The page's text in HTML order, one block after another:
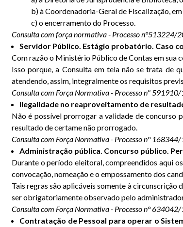
b) à Coordenadoria-Geral de Fiscalização,
c) o encerramento do Processo.
Consulta com força normativa - Processo n°513224/
Servidor Público. Estágio probatório. Caso
Com razão o Ministério Público de Contas em sua
Isso porque, a Consulta em tela não se trata de
atendendo, assim, integralmente os requisitos
Consulta com Força Normativa - Processo nº
Ilegalidade no reaproveitamento de
Não é possível prorrogar a validade de concurso
resultado de certame não prorrogado.
Consulta com Força Normativa - Processo n°
Administração pública. Concurso público.
Durante o período eleitoral, compreendidos aqui
convocação, nomeação e o empossamento dos
Tais regras são aplicáveis somente à circunscrição
ser obrigatoriamente observado pelo
Consulta com Força Normativa - Processo n°
Contratação de Pessoal para operar o